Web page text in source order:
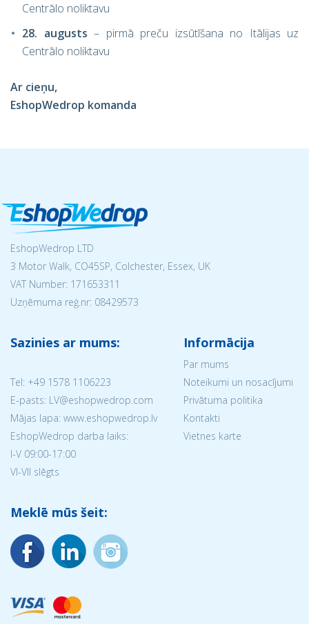
Centrālo noliktavu
28. augusts – pirmā preču izsūtīšana no Itālijas uz
Centrālo noliktavu
Ar cieņu,
EshopWedrop komanda
EshopWedrop LTD
3 Motor Walk, CO45SP, Colchester, Essex, UK
VAT Number: 171653311
Uzņēmuma reģ.nr: 08429573
Sazinies ar mums:
Tel: +49 1578 1106223
E-pasts: LV@eshopwedrop.com
Mājas lapa: www.eshopwedrop.lv
EshopWedrop darba laiks:
I-V 09:00-17:00
VI-VII slēgts
Informācija
Par mums
Noteikumi un nosacījumi
Privātuma politika
Kontakti
Vietnes karte
Meklē mūs šeit: